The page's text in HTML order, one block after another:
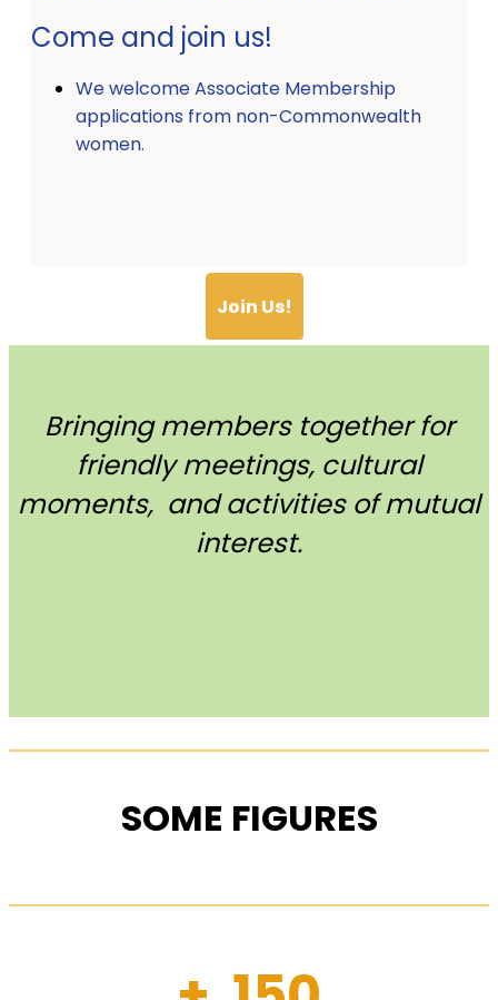
Come and join us!
We welcome Associate Membership
applications from non-Commonwealth
women.
Join Us!
Bringing members together for
friendly meetings, cultural
moments, and activities of mutual
interest.
SOME FIGURES